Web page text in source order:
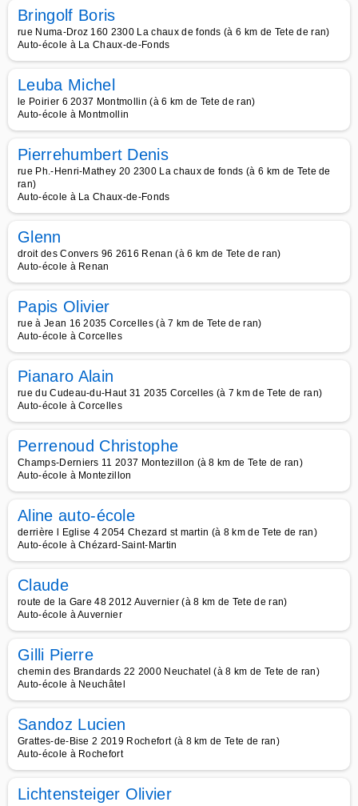
Bringolf Boris
rue Numa-Droz 160 2300 La chaux de fonds (à 6 km de Tete de ran)
Auto-école à La Chaux-de-Fonds
Leuba Michel
le Poirier 6 2037 Montmollin (à 6 km de Tete de ran)
Auto-école à Montmollin
Pierrehumbert Denis
rue Ph.-Henri-Mathey 20 2300 La chaux de fonds (à 6 km de Tete de
ran)
Auto-école à La Chaux-de-Fonds
Glenn
droit des Convers 96 2616 Renan (à 6 km de Tete de ran)
Auto-école à Renan
Papis Olivier
rue à Jean 16 2035 Corcelles (à 7 km de Tete de ran)
Auto-école à Corcelles
Pianaro Alain
rue du Cudeau-du-Haut 31 2035 Corcelles (à 7 km de Tete de ran)
Auto-école à Corcelles
Perrenoud Christophe
Champs-Derniers 11 2037 Montezillon (à 8 km de Tete de ran)
Auto-école à Montezillon
Aline auto-école
derrière l Eglise 4 2054 Chezard st martin (à 8 km de Tete de ran)
Auto-école à Chézard-Saint-Martin
Claude
route de la Gare 48 2012 Auvernier (à 8 km de Tete de ran)
Auto-école à Auvernier
Gilli Pierre
chemin des Brandards 22 2000 Neuchatel (à 8 km de Tete de ran)
Auto-école à Neuchâtel
Sandoz Lucien
Grattes-de-Bise 2 2019 Rochefort (à 8 km de Tete de ran)
Auto-école à Rochefort
Lichtensteiger Olivier